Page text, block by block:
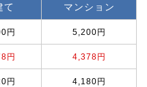
て マンション
円 5,200円
円 4,378円
円 4,180円